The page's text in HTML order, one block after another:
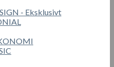
- Eksklusivt